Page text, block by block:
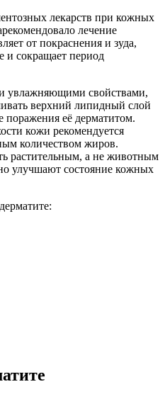
лекарств при кожных
лечение
от покраснения и зуда,
и сокращает период
увлажняющими свойствами,
верхний липидный слой
её дерматитом.
кожи рекомендуется
количеством жиров.
растительным, а не животным
улучшают состояние кожных